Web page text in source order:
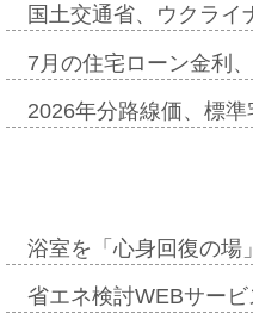
国土交通省、ウクラ
7月の住宅ローン金利
2026年分路線価、標
浴室を「心身回復の
省エネ検討WEBサー